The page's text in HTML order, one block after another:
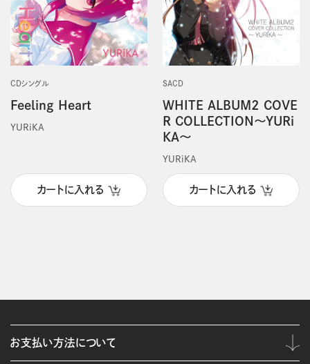
CDシングル
Feeling Heart
YURiKA
カートに入れる
SACD
WHITE ALBUM2 COVE
R COLLECTION～YURi
KA～
YURiKA
カートに入れる
お支払い方法について